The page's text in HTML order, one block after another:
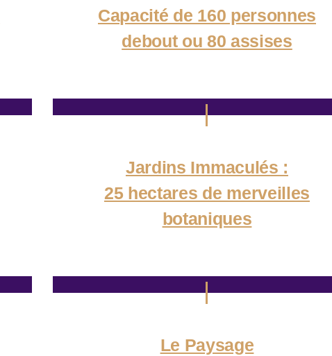
Capacité de 160 personnes
debout ou 80 assises
Jardins Immaculés :
25 hectares de merveilles
botaniques
Le Paysage